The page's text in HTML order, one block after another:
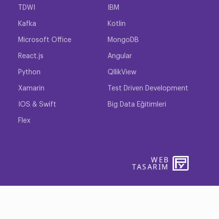
ilgi duyan birçok insan da bu şirketlerde
öğrenebilirsiniz. Birçok HP teknolojisi birbirine
alanında dilediğiniz gibi ilerlemenizi
TDWI IBM
Kafka Kotlin
Microsoft Office MongoDB
React.js Angular
Python QllikView
Xamarin Test Driven Development
IOS & Swift Big Data Eğitimleri
Flex
WEB
TASARIM